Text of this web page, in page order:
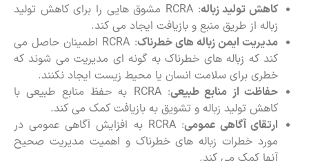
کاهش تولید زباله
: RCRA مشوق هایی را برای کاهش تولید
زباله از طریق منبع و بازیافت ایجاد می کند.
مدیریت ایمن زباله های خطرناک
: RCRA اطمینان حاصل می
کند که زباله های خطرناک به گونه ای مدیریت می شوند که
خطری برای سلامت انسان یا محیط زیست ایجاد نکنند.
حفاظت از منابع طبیعی
: RCRA به حفظ منابع طبیعی با
کاهش تولید زباله و تشویق به بازیافت کمک می کند.
ارتقای آگاهی عمومی
: RCRA به افزایش آگاهی عمومی در
مورد خطرات زباله های خطرناک و اهمیت مدیریت صحیح